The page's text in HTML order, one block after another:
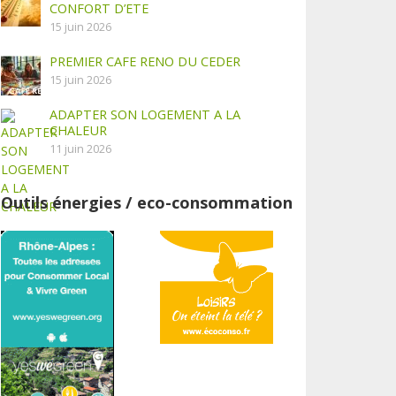
CONFORT D’ETE
15 juin 2026
PREMIER CAFE RENO DU CEDER
15 juin 2026
ADAPTER SON LOGEMENT A LA
CHALEUR
11 juin 2026
Outils énergies / eco-consommation